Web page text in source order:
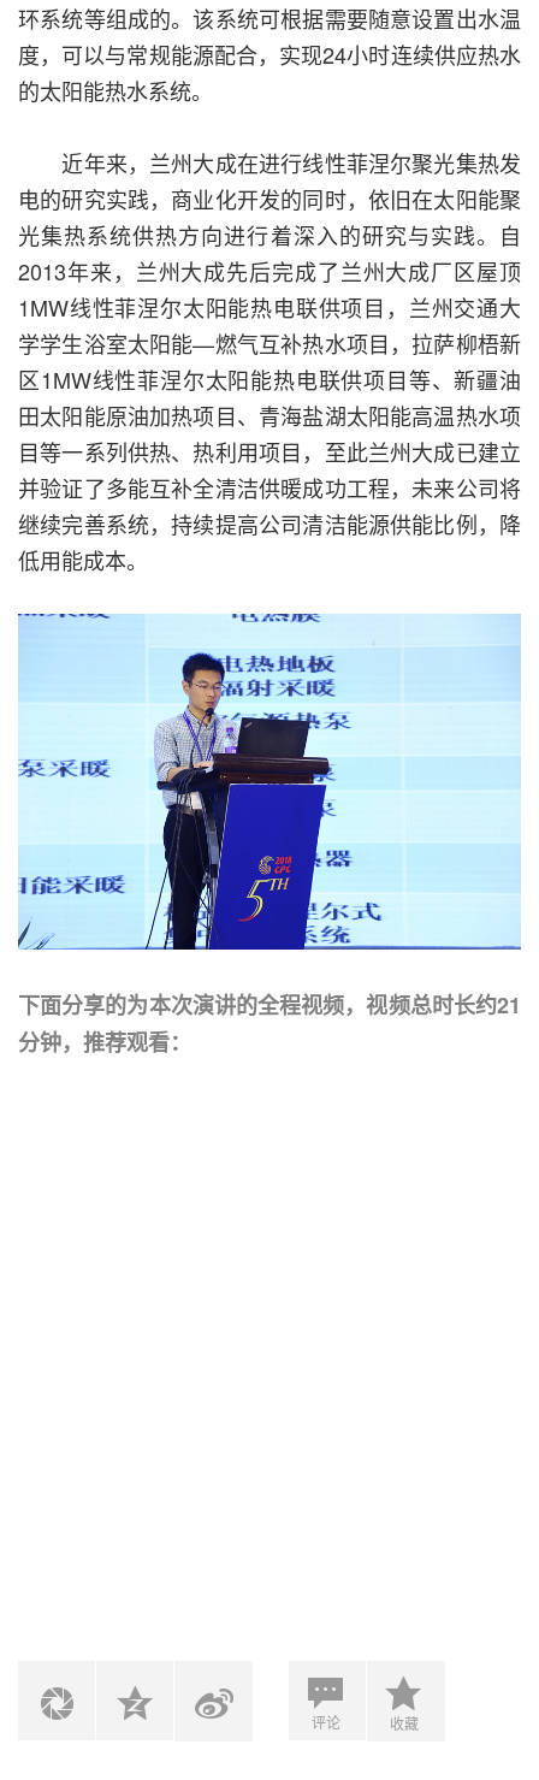
环系统等组成的。该系统可根据需要随意设置出水温
度，可以与常规能源配合，实现24小时连续供应热水
的太阳能热水系统。
近年来，兰州大成在进行线性菲涅尔聚光集热发
电的研究实践，商业化开发的同时，依旧在太阳能聚
光集热系统供热方向进行着深入的研究与实践。自
2013年来，兰州大成先后完成了兰州大成厂区屋顶
1MW线性菲涅尔太阳能热电联供项目，兰州交通大
学学生浴室太阳能—燃气互补热水项目，拉萨柳梧新
区1MW线性菲涅尔太阳能热电联供项目等、新疆油
田太阳能原油加热项目、青海盐湖太阳能高温热水项
目等一系列供热、热利用项目，至此兰州大成已建立
并验证了多能互补全清洁供暖成功工程，未来公司将
继续完善系统，持续提高公司清洁能源供能比例，降
低用能成本。
下面分享的为本次演讲的全程视频，视频总时长约21
分钟，推荐观看：
评论 收藏